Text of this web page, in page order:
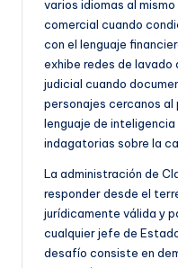
varios idiomas al
comercial cuando
con el lenguaje
exhibe redes de lavado
judicial cuando
personajes cercanos al
lenguaje de
indagatorias sobre la
La administración de
responder desde el
jurídicamente válida y
cualquier jefe de
desafío consiste en